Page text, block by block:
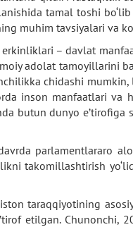
tamal toshi
muhim tavsiyalari va
– davlat
adolat tamoyillarini
chidashi mumkin,
inson manfaatlari va
butun dunyo e’tirofiga
parlamentlararo
takomillashtirish
taraqqiyotining
etilgan. Chunonchi,